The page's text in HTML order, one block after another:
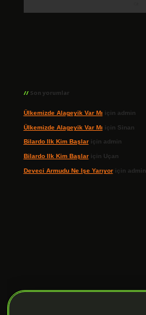
Son yorumlar
Ülkemizde Alageyik Var Mı için admin
Ülkemizde Alageyik Var Mı için Sinan
Bilardo Ilk Kim Başlariçin admin
Bilardo Ilk Kim Başlariçin Uçan
Deveci Armudu Ne Işe Yarıyoriçin admin